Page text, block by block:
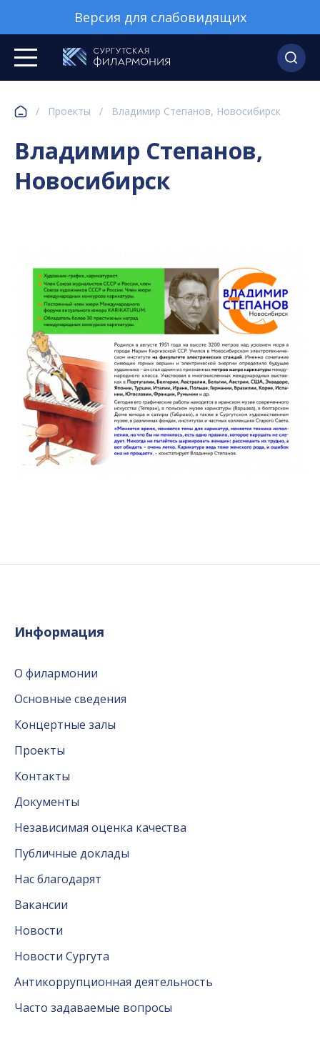
Версия для слабовидящих
/ Проекты / Владимир Степанов, Новосибирск
Владимир Степанов,
Новосибирск
Информация
О филармонии
Основные сведения
Концертные залы
Проекты
Контакты
Документы
Независимая оценка качества
Публичные доклады
Нас благодарят
Вакансии
Новости
Новости Сургута
Антикоррупционная деятельность
Часто задаваемые вопросы